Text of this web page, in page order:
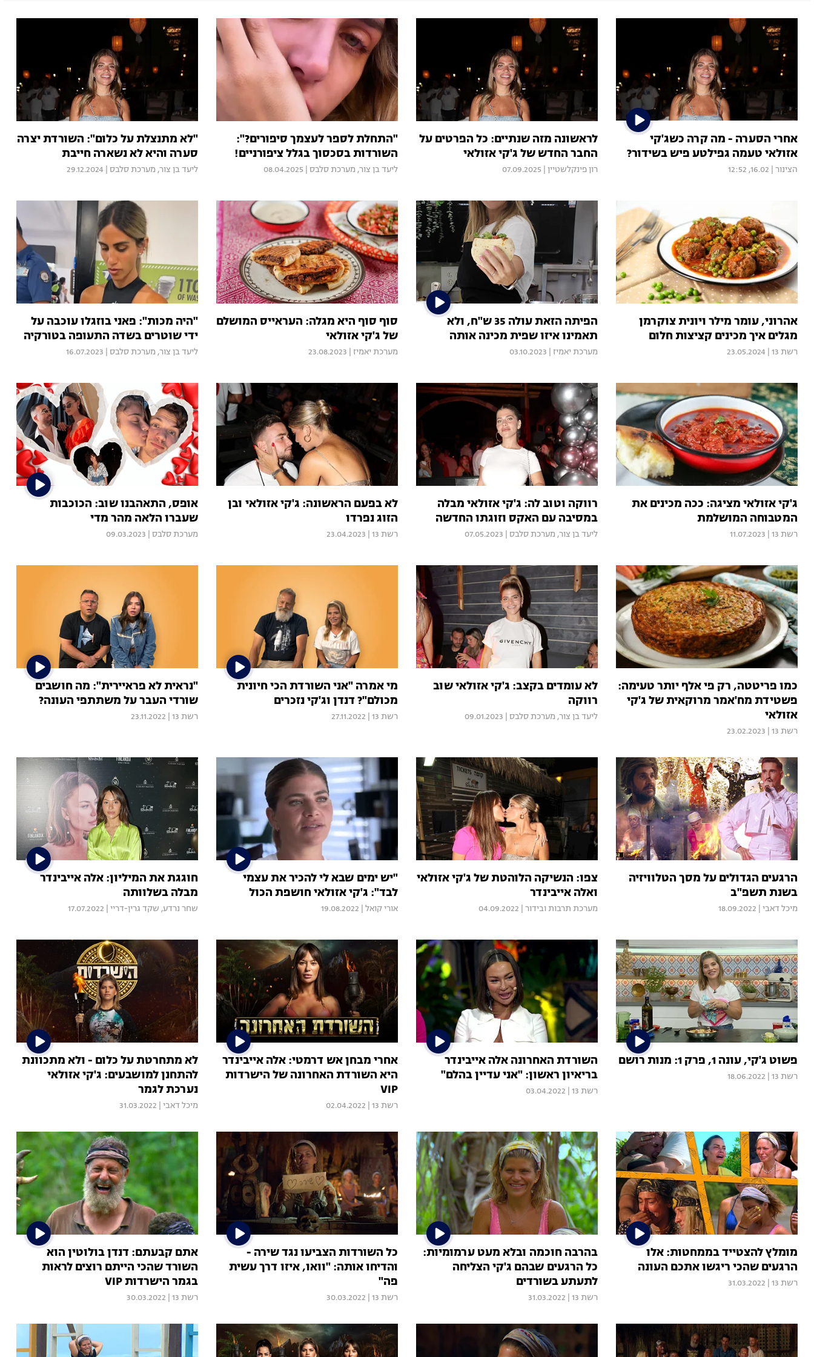
אחרי הסערה - מה קרה כשג'קי
אזולאי טעמה גפילטע פיש בשידור?
הצינור 16.02, 12:52
לראשונה מזה שנתיים: כל הפרטים על
החבר החדש של ג'קי אזולאי
רון פינקלשטיין 07.09.2025
"התחלת לספר לעצמך סיפורים?":
השורדות בסכסוך בגלל ציפורניים!
ליעד בן צור, מערכת סלבס 08.04.2025
"לא מתנצלת על כלום": השורדת יצרה
סערה והיא לא נשארה חייבת
ליעד בן צור, מערכת סלבס 29.12.2024
אהרוני, עומר מילר ויונית צוקרמן
מגלים איך מכינים קציצות חלום
רשת 13 23.05.2024
הפיתה הזאת עולה 35 ש"ח, ולא
תאמינו איזו שפית מכינה אותה
מערכת יאמיז 03.10.2023
סוף סוף היא מגלה: העראייס המושלם
של ג'קי אזולאי
מערכת יאמיז 23.08.2023
"היה מכות": פאני בוזגלו עוכבה על
ידי שוטרים בשדה התעופה בטורקיה
ליעד בן צור, מערכת סלבס 16.07.2023
ג'קי אזולאי מציגה: ככה מכינים את
המטבוחה המושלמת
רשת 13 11.07.2023
רווקה וטוב לה: ג'קי אזולאי מבלה
במסיבה עם האקס וזוגתו החדשה
ליעד בן צור, מערכת סלבס 07.05.2023
לא בפעם הראשונה: ג'קי אזולאי ובן
הזוג נפרדו
רשת 13 23.04.2023
אופס, התאהבנו שוב: הכוכבות
שעברו הלאה מהר מדי
מערכת סלבס 09.03.2023
כמו פריטטה, רק פי אלף יותר טעימה:
פשטידת מח'אמר מרוקאית של ג'קי
אזולאי
רשת 13 23.02.2023
לא עומדים בקצב: ג'קי אזולאי שוב
רווקה
ליעד בן צור, מערכת סלבס 09.01.2023
מי אמרה "אני השורדת הכי חיונית
מכולם"? דנדן וג'קי נזכרים
רשת 13 27.11.2022
"נראית לא פראיירית": מה חושבים
שורדי העבר על משתתפי העונה?
רשת 13 23.11.2022
הרגעים הגדולים על מסך הטלוויזיה
בשנת תשפ"ב
מיכל דאבי 18.09.2022
צפו: הנשיקה הלוהטת של ג'קי אזולאי
ואלה אייבינדר
מערכת תרבות ובידור 04.09.2022
"יש ימים שבא לי להכיר את עצמי
לבד": ג'קי אזולאי חושפת הכול
אורי קואל 19.08.2022
חוגגת את המיליון: אלה אייבינדר
מבלה בשלוותה
שחר נרדע, שקד גרין-דריי 17.07.2022
פשוט ג'קי, עונה 1, פרק 1: מנות רושם
רשת 13 18.06.2022
השורדת האחרונה אלה אייבינדר
בריאיון ראשון: "אני עדיין בהלם"
רשת 13 03.04.2022
אחרי מבחן אש דרמטי: אלה אייבינדר
היא השורדת האחרונה של הישרדות
VIP
רשת 13 02.04.2022
לא מתחרטת על כלום - ולא מתכוונת
להתחנן למושבעים: ג'קי אזולאי
נערכת לגמר
מיכל דאבי 31.03.2022
מומלץ להצטייד בממחטות: אלו
הרגעים שהכי ריגשו אתכם העונה
רשת 13 31.03.2022
בהרבה חוכמה ובלא מעט ערמומיות:
כל הרגעים שבהם ג'קי הצליחה
לתעתע בשורדים
רשת 13 31.03.2022
כל השורדות הצביעו נגד שירה -
והדיחו אותה: "וואו, איזו דרך עשית
פה"
רשת 13 30.03.2022
אתם קבעתם: דנדן בולוטין הוא
השורד שהכי הייתם רוצים לראות
בגמר הישרדות VIP
רשת 13 30.03.2022